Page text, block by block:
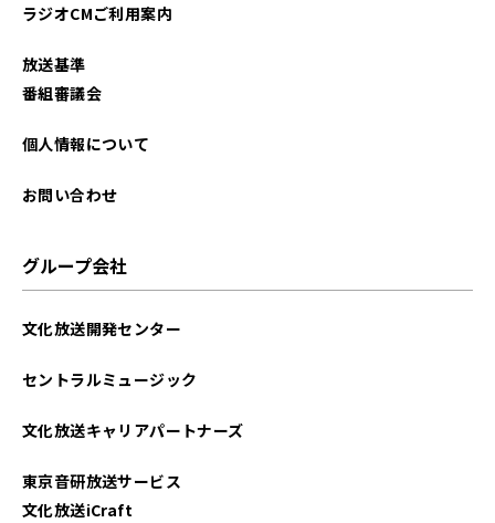
ラジオCMご利用案内
放送基準
番組審議会
個人情報について
お問い合わせ
グループ会社
文化放送開発センター
セントラルミュージック
文化放送キャリアパートナーズ
東京音研放送サービス
文化放送iCraft